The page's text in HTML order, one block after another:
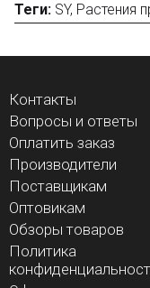
Теги: SY, Растения
Контакты
Вопросы и ответы
Оплатить заказ
Производители
Поставщикам
Оптовикам
Обзоры товаров
Политика